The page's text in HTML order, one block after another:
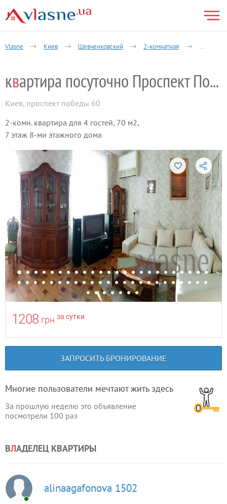
Vlasne Киев Шевченковский 2-комнатная
кв артира посуточно Проспект Победы,60
Киев, проспект победы 60
2-комн. квартира для 4 гостей, 70 м2,
7 этаж 8-ми этажного дома
1208 грн за сутки
ЗАПРОСИТЬ БРОНИРОВАНИЕ
Многие пользователи мечтают жить здесь
За прошлую неделю это объявление
посмотрели 100 раз
ВЛАДЕЛЕЦ КВАРТИРЫ
alinaagafonova 1502